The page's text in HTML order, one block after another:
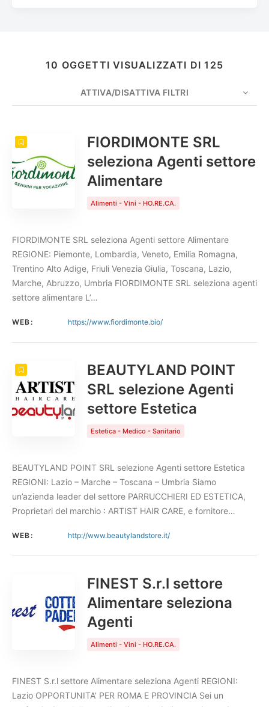
10 OGGETTI VISUALIZZATI DI 125
ATTIVA/DISATTIVA FILTRI
CONTO
FIORDIMONTE SRL
seleziona Agenti settore
Alimentare
Alimenti - Vini - HO.RE.CA.
FIORDIMONTE SRL seleziona Agenti settore Alimentare
REGIONE: Piemonte, Lombardia, Veneto, Emilia Romagna,
Trentino Alto Adige, Friuli Venezia Giulia, Toscana, Lazio,
Marche, Abruzzo, Umbria FIORDIMONTE SRL seleziona agenti
settore alimentare L’…
WEB: https://www.fiordimonte.bio/
BEAUTYLAND POINT
SRL selezione Agenti
settore Estetica
Estetica - Medico - Sanitario
BEAUTYLAND POINT SRL selezione Agenti settore Estetica
REGIONI: Lazio – Marche – Toscana – Umbria Siamo
un’azienda leader del settore PARRUCCHIERI ED ESTETICA,
Proprietari del marchio : ARTIST HAIR CARE, e fornitore…
WEB: http://www.beautylandstore.it/
FINEST S.r.l settore
Alimentare seleziona
Agenti
Alimenti - Vini - HO.RE.CA.
FINEST S.r.l settore Alimentare seleziona Agenti REGIONI:
Lazio OPPORTUNITA’ PER ROMA E PROVINCIA Sei un